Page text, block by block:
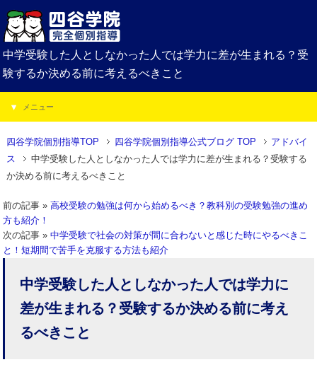
中学受験した人としなかった人では学力に差が生まれる？受
験するか決める前に考えるべきこと
メニュー
四谷学院個別指導TOP 四谷学院個別指導公式ブログ TOP
アドバイ
ス
中学受験した人としなかった人では学力に差が生まれる？受験する
か決める前に考えるべきこと
前の記事 »高校受験の勉強は何から始めるべき？教科別の受験勉強の進め
方も紹介！
次の記事 »中学受験で社会の対策が間に合わないと感じた時にやるべきこ
と！短期間で苦手を克服する方法も紹介
中学受験した人としなかった人では学力に
差が生まれる？受験するか決める前に考え
るべきこと